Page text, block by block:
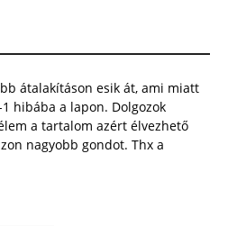
átalakításon esik át, ami miatt
hibába a lapon. Dolgozok
a tartalom azért élvezhető
nagyobb gondot. Thx a